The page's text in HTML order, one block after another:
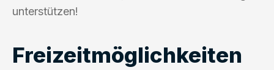
unterstützen!
Freizeitmöglichkeiten